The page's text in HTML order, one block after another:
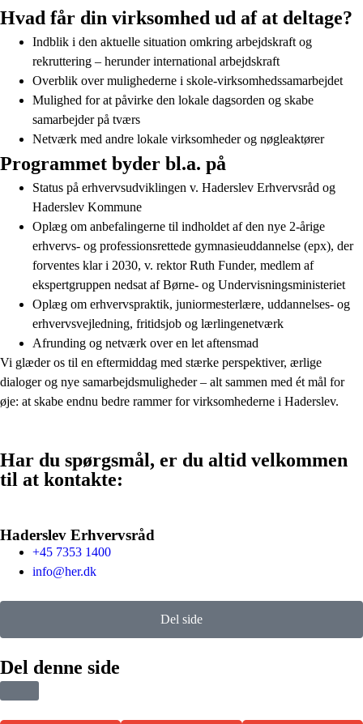
Hvad får din virksomhed ud af at deltage?
Indblik i den aktuelle situation omkring arbejdskraft og
rekruttering – herunder international arbejdskraft
Overblik over mulighederne i skole-virksomhedssamarbejdet
Mulighed for at påvirke den lokale dagsorden og skabe
samarbejder på tværs
Netværk med andre lokale virksomheder og nøgleaktører
Programmet byder bl.a. på
Status på erhvervsudviklingen v. Haderslev Erhvervsråd og
Haderslev Kommune
Oplæg om anbefalingerne til indholdet af den nye 2-årige
erhvervs- og professionsrettede gymnasieuddannelse (epx), der
forventes klar i 2030, v. rektor Ruth Funder, medlem af
ekspertgruppen nedsat af Børne- og Undervisningsministeriet
Oplæg om erhvervspraktik, juniormesterlære, uddannelses- og
erhvervsvejledning, fritidsjob og lærlingenetværk
Afrunding og netværk over en let aftensmad
Vi glæder os til en eftermiddag med stærke perspektiver, ærlige
dialoger og nye samarbejdsmuligheder – alt sammen med ét mål for
øje: at skabe endnu bedre rammer for virksomhederne i Haderslev.
Har du spørgsmål, er du altid velkommen
til at kontakte:
Haderslev Erhvervsråd
+45 7353 1400
info@her.dk
Del side
Del denne side